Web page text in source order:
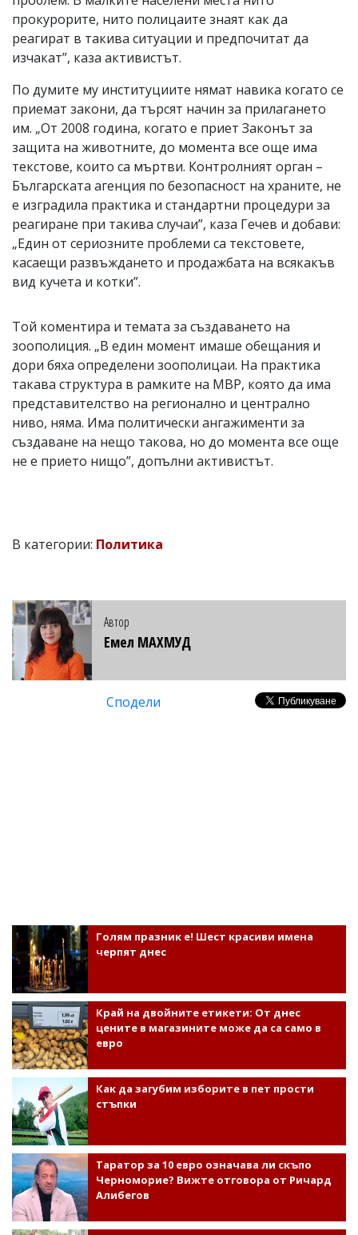
прокурорите, нито полицаите знаят как да
реагират в такива ситуации и предпочитат да
изчакат”, каза активистът.
По думите му институциите нямат навика когато се
приемат закони, да търсят начин за прилагането
им. „От 2008 година, когато е приет Законът за
защита на животните, до момента все още има
текстове, които са мъртви. Контролният орган –
Българската агенция по безопасност на храните, не
е изградила практика и стандартни процедури за
реагиране при такива случаи”, каза Гечев и добави:
„Един от сериозните проблеми са текстовете,
касаещи развъждането и продажбата на всякакъв
вид кучета и котки”.
Той коментира и темата за създаването на
зоополиция. „В един момент имаше обещания и
дори бяха определени зоополицаи. На практика
такава структура в рамките на МВР, която да има
представителство на регионално и централно
ниво, няма. Има политически ангажименти за
създаване на нещо такова, но до момента все още
не е прието нищо”, допълни активистът.
В категории: Политика
Автор
Емел МАХМУД
Сподели
Голям празник е! Шест красиви имена
черпят днес
Край на двойните етикети: От днес
цените в магазините може да са само в
евро
Как да загубим изборите в пет прости
стъпки
Таратор за 10 евро означава ли скъпо
Черноморие? Вижте отговора от Ричард
Алибегов